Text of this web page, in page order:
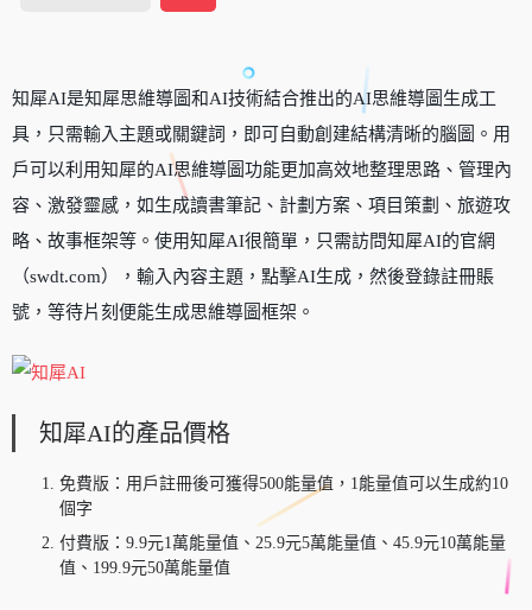
知犀AI是知犀思維導圖和AI技術結合推出的AI思維導圖生成工
具，只需輸入主題或關鍵詞，即可自動創建結構清晰的腦圖。用
戶可以利用知犀的AI思維導圖功能更加高效地整理思路、管理內
容、激發靈感，如生成讀書筆記、計劃方案、項目策劃、旅遊攻
略、故事框架等。使用知犀AI很簡單，只需訪問知犀AI的官網
（swdt.com），輸入內容主題，點擊AI生成，然後登錄註冊賬
號，等待片刻便能生成思維導圖框架。
知犀AI的產品價格
免費版：用戶註冊後可獲得500能量值，1能量值可以生成約10
個字
付費版：9.9元1萬能量值、25.9元5萬能量值、45.9元10萬能量
值、199.9元50萬能量值